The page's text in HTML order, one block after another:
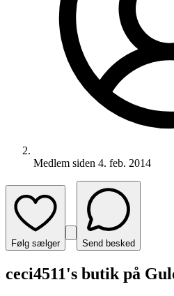
Medlem siden 4. feb. 2014
Følg sælger Send besked
ceci4511's butik på